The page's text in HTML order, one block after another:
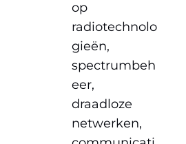
op
radiotechnolo
gieën,
spectrumbeh
eer,
draadloze
netwerken,